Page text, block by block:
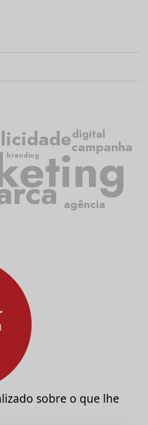
campanha
agência
digital
branding
sobre o que lhe